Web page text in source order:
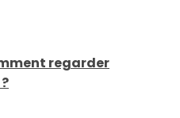
regarder